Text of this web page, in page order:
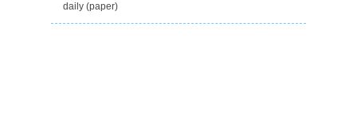
daily (paper)